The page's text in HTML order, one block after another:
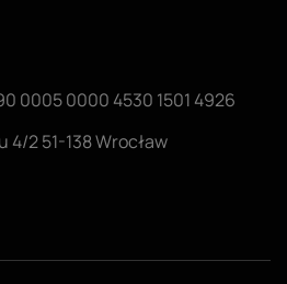
0005 0000 4530 1501 4926
4/2 51-138 Wrocław